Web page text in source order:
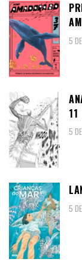
5
11
5
5